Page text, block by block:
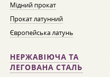
Мідний прокат
Прокат латунний
Європейська латунь
НЕРЖАВІЮЧА ТА
ЛЕГОВАНА СТАЛЬ